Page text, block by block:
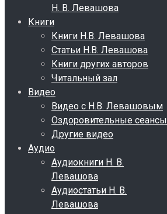
Н. В. Левашова
Книги
Книги Н.В. Левашова
Статьи Н.В. Левашова
Книги других авторов
Читальный зал
Видео
Видео с Н.В. Левашовым
Оздоровительные сеансы
Другие видео
Аудио
Аудиокниги Н. В.
Левашова
Аудиостатьи Н. В.
Левашова